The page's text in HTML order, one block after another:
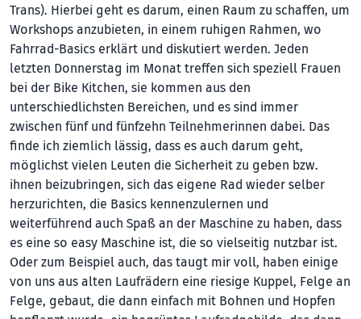
Trans). Hierbei geht es darum, einen Raum zu schaffen, um
Workshops anzubieten, in einem ruhigen Rahmen, wo
Fahrrad-Basics erklärt und diskutiert werden. Jeden
letzten Donnerstag im Monat treffen sich speziell Frauen
bei der Bike Kitchen, sie kommen aus den
unterschiedlichsten Bereichen, und es sind immer
zwischen fünf und fünfzehn Teilnehmerinnen dabei. Das
finde ich ziemlich lässig, dass es auch darum geht,
möglichst vielen Leuten die Sicherheit zu geben bzw.
ihnen beizubringen, sich das eigene Rad wieder selber
herzurichten, die Basics kennenzulernen und
weiterführend auch Spaß an der Maschine zu haben, dass
es eine so easy Maschine ist, die so vielseitig nutzbar ist.
Oder zum Beispiel auch, das taugt mir voll, haben einige
von uns aus alten Laufrädern eine riesige Kuppel, Felge an
Felge, gebaut, die dann einfach mit Bohnen und Hopfen